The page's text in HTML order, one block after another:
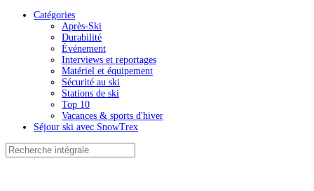
Catégories
Après-Ski
Durabilité
Événement
Interviews et reportages
Matériel et équipement
Sécurité au ski
Stations de ski
Top 10
Vacances & sports d'hiver
Séjour ski avec SnowTrex